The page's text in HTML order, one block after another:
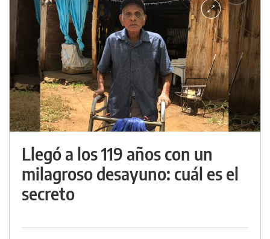
Llegó a los 119 años con un
milagroso desayuno: cuál es el
secreto